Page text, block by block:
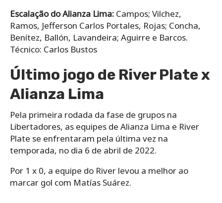
Escalação do Alianza Lima: Campos; Vilchez,
Ramos, Jefferson Carlos Portales, Rojas; Concha,
Benítez, Ballón, Lavandeira; Aguirre e Barcos.
Técnico: Carlos Bustos
Último jogo de River Plate x
Alianza Lima
Pela primeira rodada da fase de grupos na
Libertadores, as equipes de Alianza Lima e River
Plate se enfrentaram pela última vez na
temporada, no dia 6 de abril de 2022.
Por 1 x 0, a equipe do River levou a melhor ao
marcar gol com Matías Suárez.